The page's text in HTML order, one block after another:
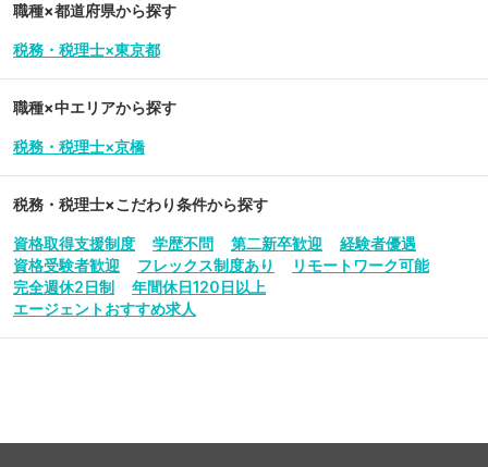
職種×都道府県から探す
税務・税理士×東京都
職種×中エリアから探す
税務・税理士×京橋
税務・税理士×こだわり条件から探す
資格取得支援制度 学歴不問 第二新卒歓迎
経験者優遇
資格受験者歓迎
フレックス制度あり
リモートワーク可能
完全週休2日制
年間休日120日以上
エージェントおすすめ求人